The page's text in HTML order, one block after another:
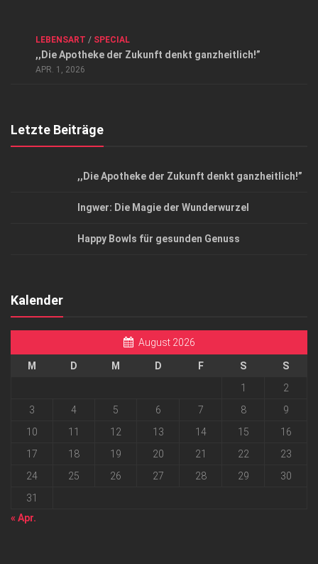
Datenschutzerklärung
Top Magazin Dresden / Ostsachsen
LEBENSART / SPECIAL
,,Die Apotheke der Zukunft denkt ganzheitlich!”
APR. 1, 2026
Letzte Beiträge
,,Die Apotheke der Zukunft denkt ganzheitlich!”
Ingwer: Die Magie der Wunderwurzel
Happy Bowls für gesunden Genuss
Kalender
August 2026
M D M D F S
S
1
2
3
4 5 6 7 8
9
10
11 12 13 14 15
16
17
18 19 20 21 22
23
24
25 26 27 28 29
30
31
« Apr.